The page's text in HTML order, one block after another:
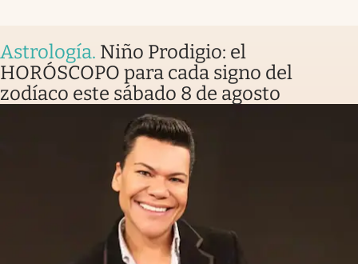
Astrología. Niño Prodigio: el
HORÓSCOPO para cada signo del
zodíaco este sábado 8 de agosto